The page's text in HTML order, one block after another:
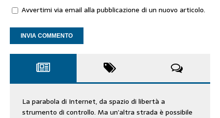
Avvertimi via email alla pubblicazione di un nuovo articolo.
La parabola di Internet, da spazio di libertà a
strumento di controllo. Ma un’altra strada è possibile